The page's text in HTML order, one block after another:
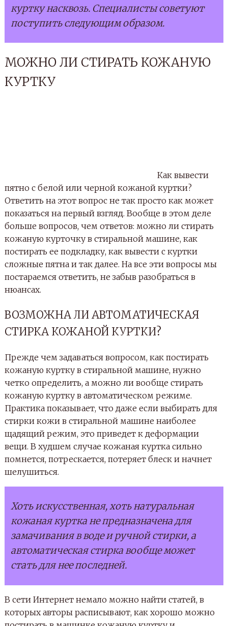
куртку насквозь. Специалисты советуют
поступить следующим образом.
МОЖНО ЛИ СТИРАТЬ КОЖАНУЮ
КУРТКУ
Как вывести
пятно с белой или черной кожаной куртки?
Ответить на этот вопрос не так просто как может
показаться на первый взгляд. Вообще в этом деле
больше вопросов, чем ответов: можно ли стирать
кожаную курточку в стиральной машине, как
постирать ее подкладку, как вывести с куртки
сложные пятна и так далее. На все эти вопросы мы
постараемся ответить, не забыв разобраться в
нюансах.
ВОЗМОЖНА ЛИ АВТОМАТИЧЕСКАЯ
СТИРКА КОЖАНОЙ КУРТКИ?
Прежде чем задаваться вопросом, как постирать
кожаную куртку в стиральной машине, нужно
четко определить, а можно ли вообще стирать
кожаную куртку в автоматическом режиме.
Практика показывает, что даже если выбирать для
стирки кожи в стиральной машине наиболее
щадящий режим, это приведет к деформации
вещи. В худшем случае кожаная куртка сильно
помнется, потрескается, потеряет блеск и начнет
шелушиться.
Хоть искусственная, хоть натуральная
кожаная куртка не предназначена для
замачивания в воде и ручной стирки, а
автоматическая стирка вообще может
стать для нее последней.
В сети Интернет немало можно найти статей, в
которых авторы расписывают, как хорошо можно